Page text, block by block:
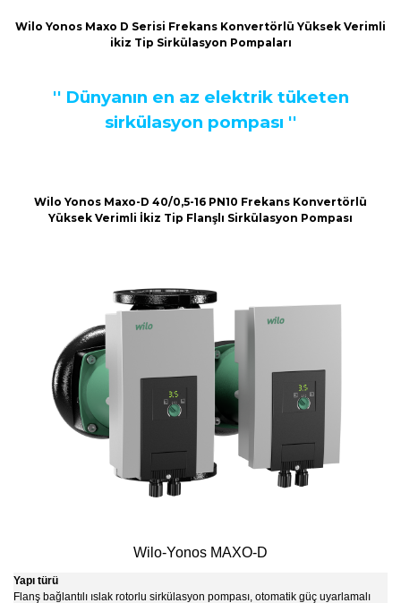
Wilo Yonos Maxo D Serisi Frekans Konvertörlü Yüksek Verimli
ikiz Tip Sirkülasyon Pompaları
'' Dünyanın en az elektrik tüketen
sirkülasyon pompası ''
Wilo Yonos Maxo-D 40/0,5-16 PN10 Frekans Konvertörlü
Yüksek Verimli İkiz Tip Flanşlı Sirkülasyon Pompası
Wilo-Yonos MAXO-D
Yapı türü
Flanş bağlantılı ıslak rotorlu sirkülasyon pompası, otomatik güç uyarlamalı